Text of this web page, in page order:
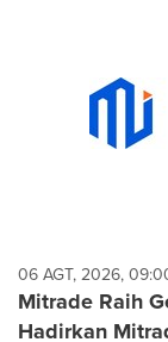
06 AGT, 2026,
Mitrade Raih
Hadirkan